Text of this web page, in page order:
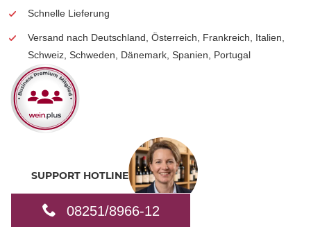
Schnelle Lieferung
Versand nach Deutschland, Österreich, Frankreich, Italien,
Schweiz, Schweden, Dänemark, Spanien, Portugal
SUPPORT HOTLINE
08251/8966-12